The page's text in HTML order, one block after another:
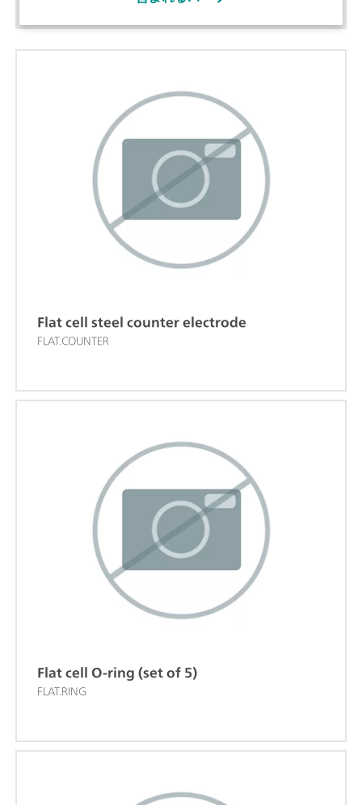
Flat cell steel counter electrode
FLAT.COUNTER
Flat cell O-ring (set of 5)
FLAT.RING